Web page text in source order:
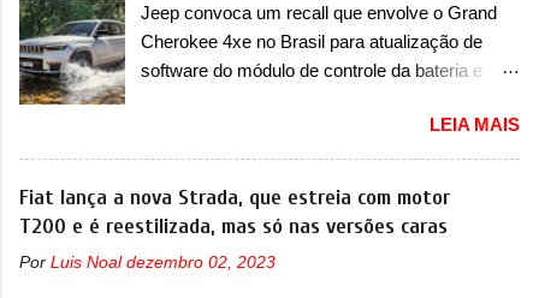
ganhava uma nova geração feita do zero,
apelidada de "Bolinha" por suas formas
arredondadas. Além do Gol, outro Volkswagen
versão hatchback do Logus que chegava
depois de um ano de atraso. A invasão de 1994
foi marcava pelos franceses, alemães,
japoneses e coreanos que chegaram
arrancando corações em nosso mercado. Os
Jeep convoca um recall que envolve o Grand
Cherokee 4xe no Brasil para atualização de
software do módulo de controle da bateria e
Jeep convocou no dia 10 de outubro de 2025
um chamado que envolve os proprietários do
Grand Cherokee 4xe, em sua versão única
Limited, com unidades de ano/modelo 2023 e
unidades afetadas precisam retornar a uma
LEIA MAIS
Fiat lança a nova Strada, que estreia com motor
T200 e é reestilizada, mas só nas versões caras
Por Luis Noal dezembro 02, 2023